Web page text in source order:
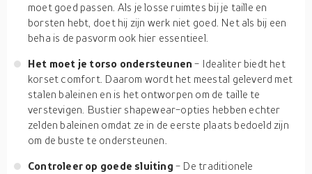
moet goed passen. Als je losse ruimtes bij je taille en
borsten hebt, doet hij zijn werk niet goed. Net als bij een
beha is de pasvorm ook hier essentieel.
Het moet je torso ondersteunen- Idealiter biedt het
korset comfort. Daarom wordt het meestal geleverd met
stalen baleinen en is het ontworpen om de taille te
verstevigen. Bustier shapewear-opties hebben echter
zelden baleinen omdat ze in de eerste plaats bedoeld zijn
om de buste te ondersteunen.
Controleer op goede sluiting- De traditionele